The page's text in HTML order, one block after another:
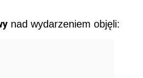
nad wydarzeniem objęli: